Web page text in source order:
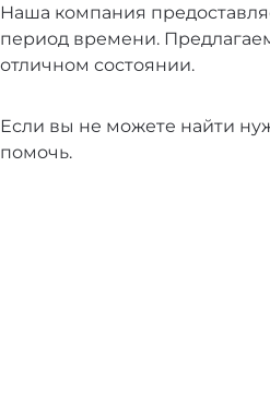
Наша компания
период времени.
отличном состоянии.
Если вы не можете найти
помочь.